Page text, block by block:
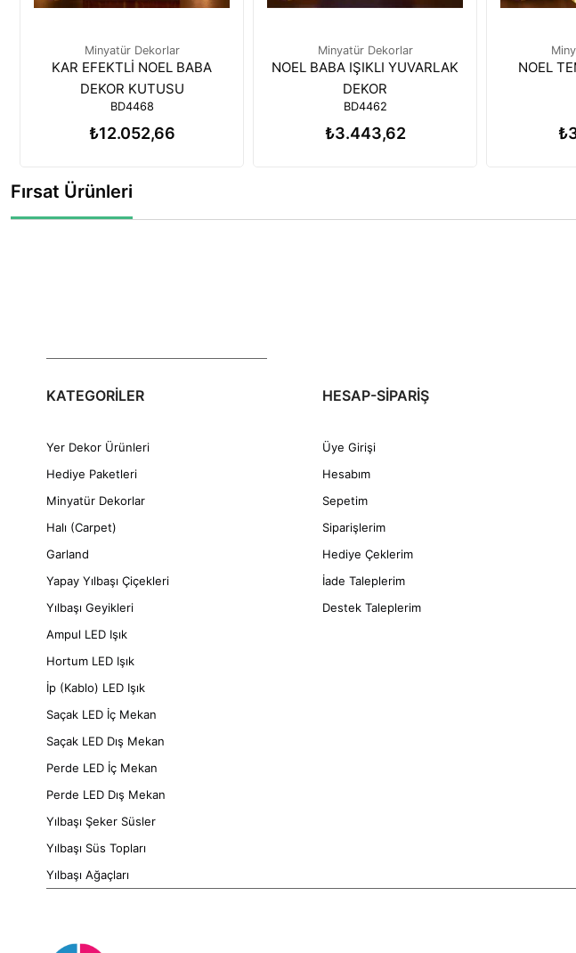
Minyatür Dekorlar
KAR EFEKTLİ NOEL BABA
DEKOR KUTUSU
BD4468
₺12.052,66
Minyatür Dekorlar
NOEL BABA IŞIKLI YUVARLAK
DEKOR
BD4462
₺3.443,62
NOEL
Fırsat Ürünleri
KATEGORİLER
Yer Dekor Ürünleri
Hediye Paketleri
Minyatür Dekorlar
Halı (Carpet)
Garland
Yapay Yılbaşı Çiçekleri
Yılbaşı Geyikleri
Ampul LED Işık
Hortum LED Işık
İp (Kablo) LED Işık
Saçak LED İç Mekan
Saçak LED Dış Mekan
Perde LED İç Mekan
Perde LED Dış Mekan
Yılbaşı Şeker Süsler
Yılbaşı Süs Topları
Yılbaşı Ağaçları
HESAP-SİPARİŞ
Üye Girişi
Hesabım
Sepetim
Siparişlerim
Hediye Çeklerim
İade Taleplerim
Destek Taleplerim